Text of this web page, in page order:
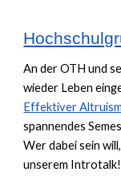
An der OTH und
wieder Leben
Effektiver
spannendes
Wer dabei sein
unserem